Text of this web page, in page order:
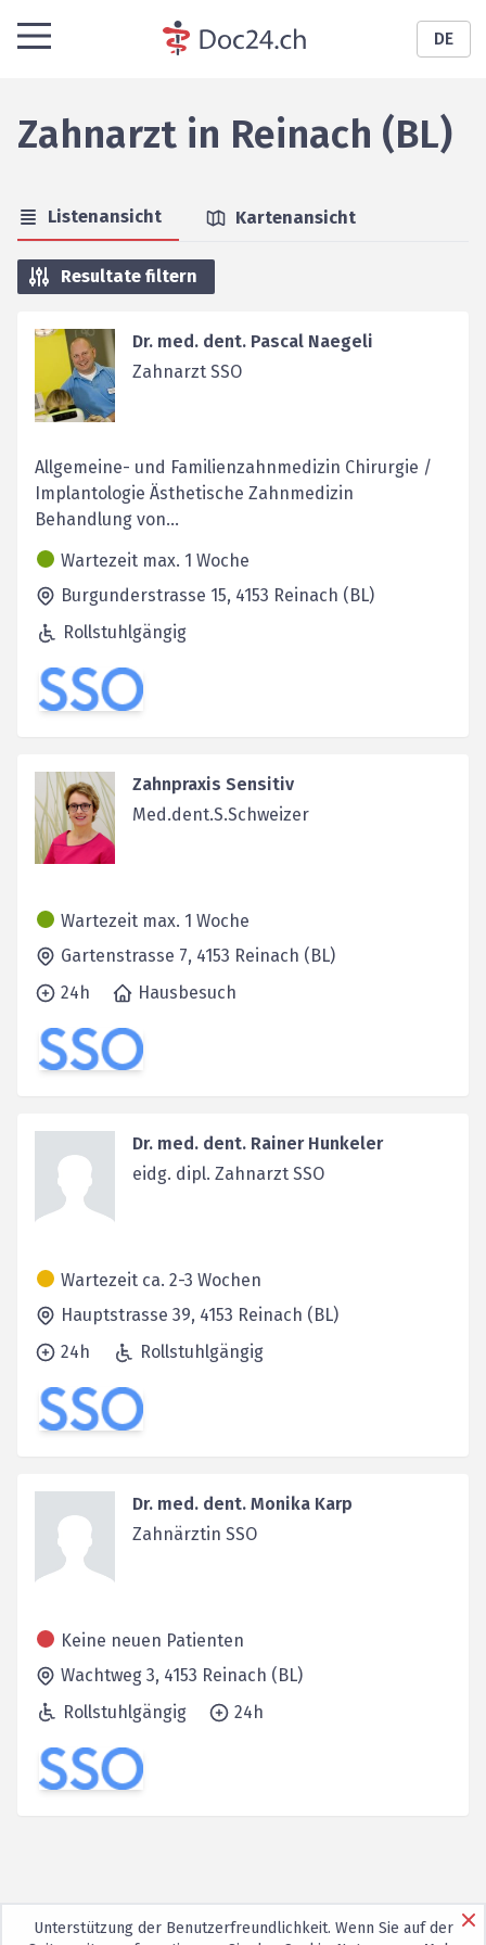
DE
Zahnarzt in Reinach (BL)
Listenansicht Kartenansicht
Resultate filtern
Dr. med. dent. Pascal Naegeli
Zahnarzt SSO
Allgemeine- und Familienzahnmedizin Chirurgie /
Implantologie Ästhetische Zahnmedizin
Behandlung von...
Wartezeit max. 1 Woche
Burgunderstrasse 15, 4153 Reinach (BL)
Rollstuhlgängig
Zahnpraxis Sensitiv
Med.dent.S.Schweizer
Wartezeit max. 1 Woche
Gartenstrasse 7, 4153 Reinach (BL)
24h
Hausbesuch
Dr. med. dent. Rainer Hunkeler
eidg. dipl. Zahnarzt SSO
Wartezeit ca. 2-3 Wochen
Hauptstrasse 39, 4153 Reinach (BL)
24h
Rollstuhlgängig
Dr. med. dent. Monika Karp
Zahnärztin SSO
Keine neuen Patienten
Wachtweg 3, 4153 Reinach (BL)
Rollstuhlgängig
24h
Unterstützung der Benutzerfreundlichkeit. Wenn Sie auf der